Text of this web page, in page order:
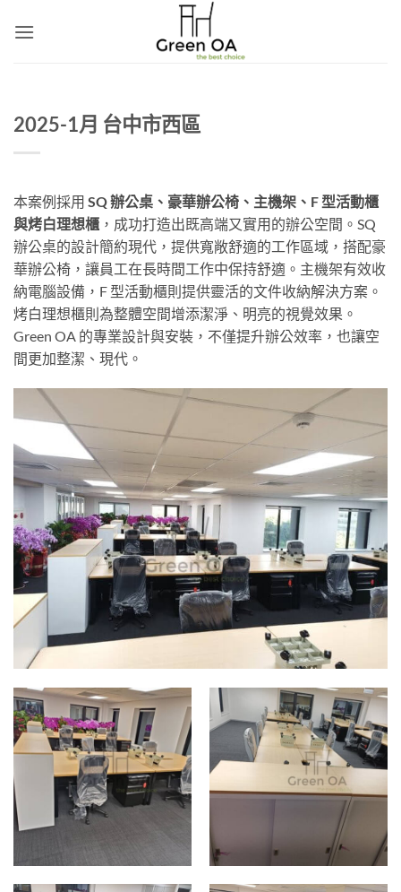
2025-1月 台中市西區
本案例採用 SQ 辦公桌、豪華辦公椅、主機架、F 型活動櫃
與烤白理想櫃 ，成功打造出既高端又實用的辦公空間。SQ
辦公桌的設計簡約現代，提供寬敞舒適的工作區域，搭配豪
華辦公椅，讓員工在長時間工作中保持舒適。主機架有效收
納電腦設備，F 型活動櫃則提供靈活的文件收納解決方案。
烤白理想櫃則為整體空間增添潔淨、明亮的視覺效果。
Green OA 的專業設計與安裝，不僅提升辦公效率，也讓空
間更加整潔、現代。